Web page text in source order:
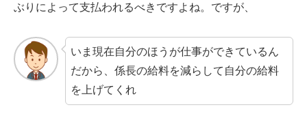
ぶりによって支払われるべきですよね。ですが、
いま現在自分のほうが仕事ができているん
だから、係長の給料を減らして自分の給料
を上げてくれ